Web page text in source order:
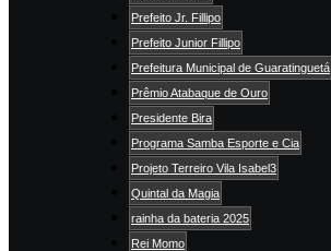
Prefeito Jr. Fillipo
Prefeito Junior Fillipo
Prefeitura Municipal de Guaratinguetá
Prêmio Atabaque de Ouro
Presidente Bira
Programa Samba Esporte e Cia
Projeto Terreiro Vila Isabel3
Quintal da Magia
rainha da bateria 2025
Rei Momo